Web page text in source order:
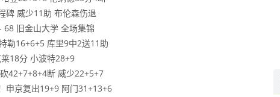
碑 威少11助 布伦森伤退
旧金山大学 全场集锦
勒16+6+5 库里9中2送11助
18分 小波特28+9
42+7+8+4断 威少22+5+7
申京复出19+9 阿门31+13+6